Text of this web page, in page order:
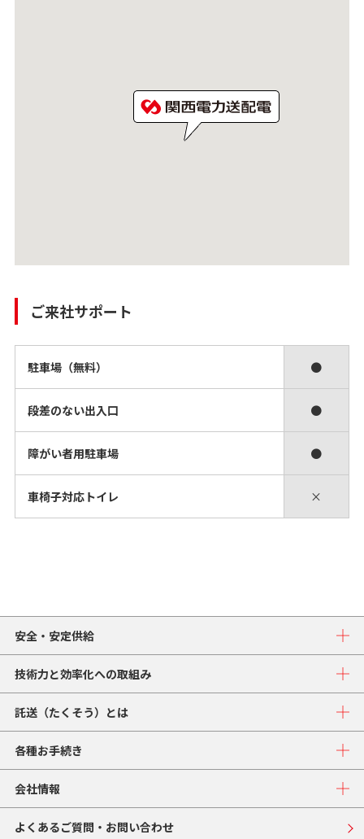
ご来社サポート
駐車場（無料） ●
段差のない出入口 ●
障がい者用駐車場 ●
車椅子対応トイレ ×
安全・安定供給
技術力と効率化への取組み
託送（たくそう）とは
各種お手続き
会社情報
よくあるご質問・お問い合わせ